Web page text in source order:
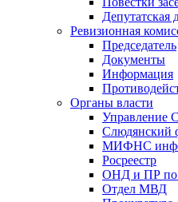
Депутатская
Ревизионная
Председатель
Документы
Информация
Органы власти
Управление
Слюдянский
МИФНС
Росреестр
ОНД и ПР по
Отдел МВД